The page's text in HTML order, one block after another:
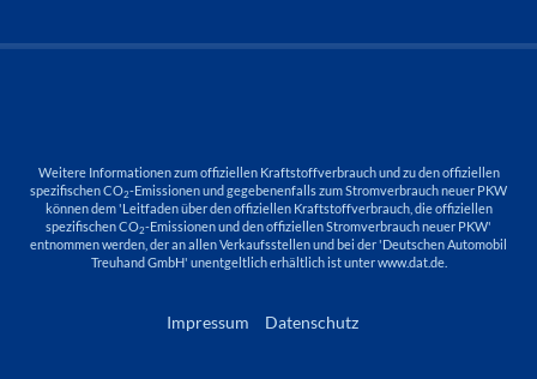
Weitere Informationen zum offiziellen Kraftstoffverbrauch und zu den offiziellen
spezifischen CO2-Emissionen und gegebenenfalls zum Stromverbrauch neuer PKW
können dem 'Leitfaden über den offiziellen Kraftstoffverbrauch, die offiziellen
spezifischen CO2-Emissionen und den offiziellen Stromverbrauch neuer PKW'
entnommen werden, der an allen Verkaufsstellen und bei der 'Deutschen Automobil
Treuhand GmbH' unentgeltlich erhältlich ist unter www.dat.de.
Impressum Datenschutz